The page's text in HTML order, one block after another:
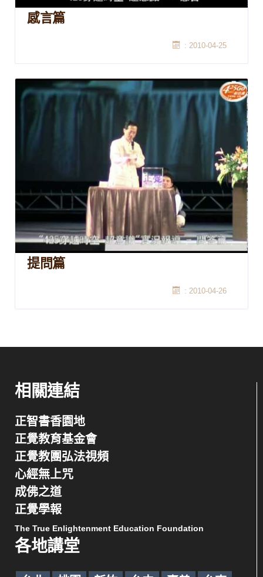
感言篇
: 2010-04-25
提問篇
: 2010-04-26
相關連結
正智書香園地
正覺教育基金會
正覺教團弘法視頻
心經無上咒
成佛之道
正覺學報
The True Enlightenment Education Foundation
各地講堂